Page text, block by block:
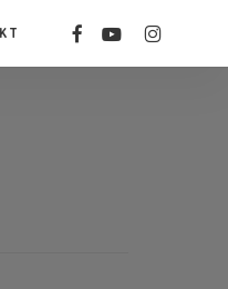
FACEBOOKYOUTUBEINSTAGRAM